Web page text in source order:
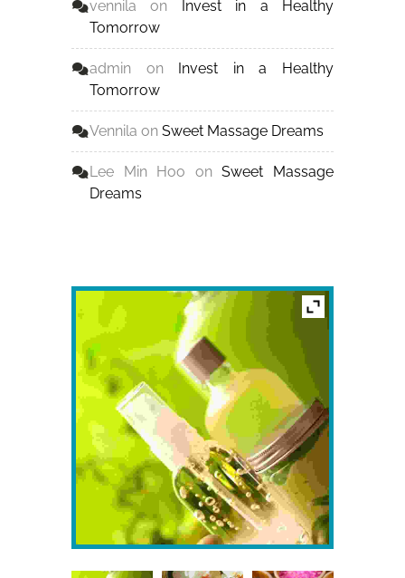
vennila on
Invest in a Healthy
Tomorrow
admin on Invest in a Healthy
Tomorrow
Vennila on Sweet Massage Dreams
Lee Min Hoo onSweet Massage
Dreams